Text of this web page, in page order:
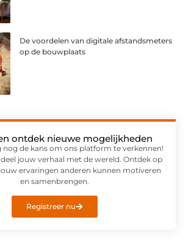
De voordelen van digitale afstandsmeters
op de bouwplaats
ontdek nieuwe mogelijkheden
nog de kans om ons platform te verkennen!
deel jouw verhaal met de wereld. Ontdek op
ervaringen anderen kunnen motiveren
en samenbrengen.
Registreer nu